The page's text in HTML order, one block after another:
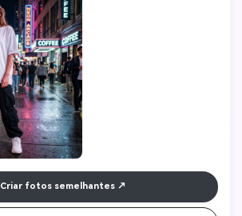
Criar fotos semelhantes